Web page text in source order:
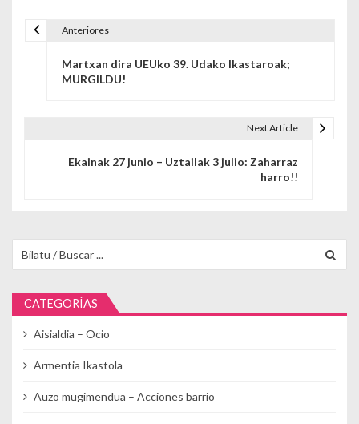
Anteriores
Martxan dira UEUko 39. Udako Ikastaroak;
MURGILDU!
Next Article
Ekainak 27 junio – Uztailak 3 julio: Zaharraz
harro!!
CATEGORÍAS
Aisialdia – Ocio
Armentia Ikastola
Auzo mugimendua – Acciones barrio